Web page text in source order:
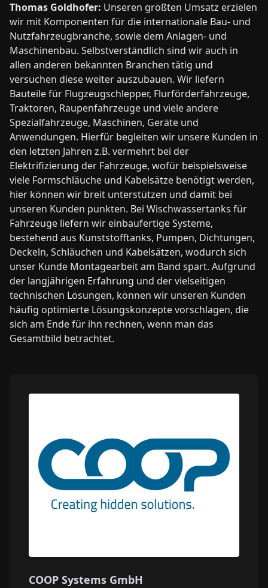
Thomas Goldhofer: Unseren größten Umsatz erzielen
wir mit Komponenten für die internationale Bau- und
Nutzfahrzeugbranche, sowie dem Anlagen- und
Maschinenbau. Selbstverständlich sind wir auch in
allen anderen bekannten Branchen tätig und
versuchen diese weiter auszubauen. Wir liefern
Bauteile für Flugzeugschlepper, Flurförderfahrzeuge,
Traktoren, Raupenfahrzeuge und viele andere
Spezialfahrzeuge, Maschinen, Geräte und
Anwendungen. Hierfür begleiten wir unsere Kunden in
den letzten Jahren z.B. vermehrt bei der
Elektrifizierung der Fahrzeuge, wofür beispielsweise
viele Formschläuche und Kabelsätze benötigt werden,
hier können wir breit unterstützen und damit bei
unseren Kunden punkten. Bei Wischwassertanks für
Fahrzeuge liefern wir einbaufertige Systeme,
bestehend aus Kunststofftanks, Pumpen, Dichtungen,
Deckeln, Schläuchen und Kabelsätzen, wodurch sich
unser Kunde Montagearbeit am Band spart. Aufgrund
der langjährigen Erfahrung und der vielseitigen
technischen Lösungen, können wir unseren Kunden
häufig optimierte Lösungskonzepte vorschlagen, die
sich am Ende für ihn rechnen, wenn man das
Gesamtbild betrachtet.
COOP Systems GmbH